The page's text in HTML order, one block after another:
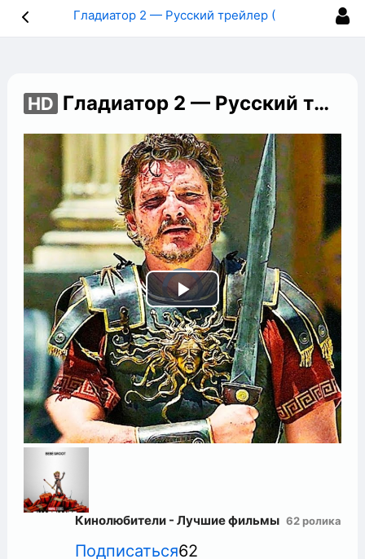
Гладиатор 2 — Русский трейлер (Дубляж, 2024)
HD Гладиатор 2 — Русский трейлер (Дубляж, 2024)
Play
Video
Кинолюбители - Лучшие фильмы 62 ролика
Подписаться62